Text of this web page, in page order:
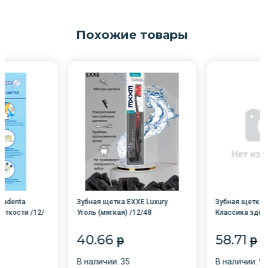
Похожие товары
/12/
Зубная щетка EXXE Luxury
Уголь (мягкая) /12/48
40.66 p
В наличии: 35
Зубная щетка
Классика
58.71 p
В наличии: 9